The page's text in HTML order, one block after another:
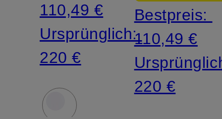
110,49 €
Ursprünglich:
220 €
Bestpreis:
110,49 €
220 €